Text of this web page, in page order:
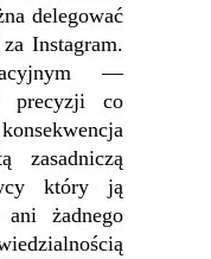
delegować
Instagram.
—
precyzji co
zasadniczą
który ją
żadnego